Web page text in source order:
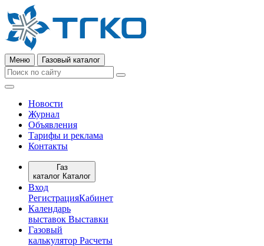
Меню Газовый каталог
Новости
Журнал
Объявления
Тарифы и реклама
Контакты
Газ
каталог Каталог
Вход
РегистрацияКабинет
Календарь
выставок Выставки
Газовый
калькулятор Расчеты